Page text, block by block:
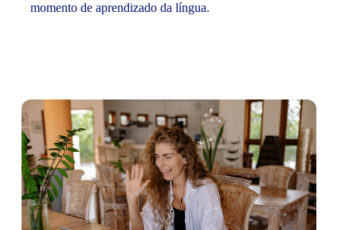
momento de aprendizado da língua.